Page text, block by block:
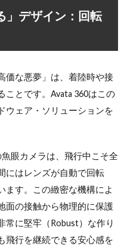
」デザイン：回転
価な悪夢」は、着陸時や接
ことです。Avata 360はこの
ウェア・ソリューションを
眼カメラは、飛行中こそ全
にはレンズが自動で回転
ます。この緻密な機構によ
面の接触から物理的に保護
常に堅牢（Robust）な作り
飛行を継続できる安心感を